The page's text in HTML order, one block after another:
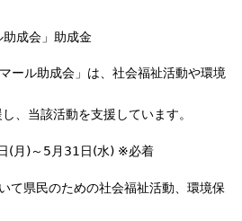
s
n
成会」助成金
ール助成会」は、社会福祉活動や環境
、当該活動を支援しています。
(月)～5月31日(水) ※必着
て県民のための社会福祉活動、環境保